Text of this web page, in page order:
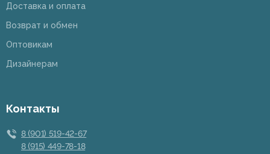
Доставка и оплата
Возврат и обмен
Оптовикам
Дизайнерам
Контакты
8 (901) 519-42-67
8 (915) 449-78-18